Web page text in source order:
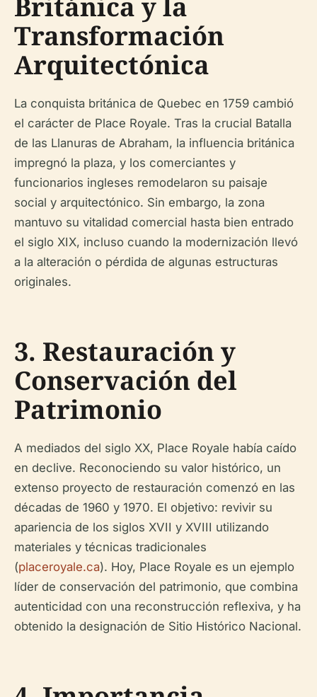
Transformación
Arquitectónica
La conquista británica de Quebec en 1759 cambió
el carácter de Place Royale. Tras la crucial Batalla
de las Llanuras de Abraham, la influencia británica
impregnó la plaza, y los comerciantes y
funcionarios ingleses remodelaron su paisaje
social y arquitectónico. Sin embargo, la zona
mantuvo su vitalidad comercial hasta bien entrado
el siglo XIX, incluso cuando la modernización llevó
a la alteración o pérdida de algunas estructuras
originales.
3. Restauración y
Conservación del
Patrimonio
A mediados del siglo XX, Place Royale había caído
en declive. Reconociendo su valor histórico, un
extenso proyecto de restauración comenzó en las
décadas de 1960 y 1970. El objetivo: revivir su
apariencia de los siglos XVII y XVIII utilizando
materiales y técnicas tradicionales
(placeroyale.ca). Hoy, Place Royale es un ejemplo
líder de conservación del patrimonio, que combina
autenticidad con una reconstrucción reflexiva, y ha
obtenido la designación de Sitio Histórico Nacional.